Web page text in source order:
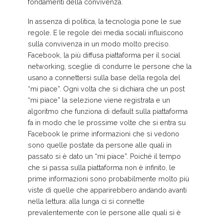
fondamenti della convivenza.
In assenza di politica, la tecnologia pone le sue
regole. E le regole dei media sociali influiscono
sulla convivenza in un modo molto preciso.
Facebook, la più diffusa piattaforma per il social
networking, sceglie di condurre le persone che la
usano a connettersi sulla base della regola del
“mi piace”. Ogni volta che si dichiara che un post
“mi piace” la selezione viene registrata e un
algoritmo che funziona di default sulla piattaforma
fa in modo che le prossime volte che si entra su
Facebook le prime informazioni che si vedono
sono quelle postate da persone alle quali in
passato si è dato un “mi piace”. Poiché il tempo
che si passa sulla piattaforma non è infinito, le
prime informazioni sono probabilmente molto più
viste di quelle che apparirebbero andando avanti
nella lettura: alla lunga ci si connette
prevalentemente con le persone alle quali si è